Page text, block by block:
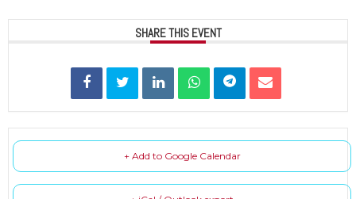
SHARE THIS EVENT
+ Add to Google Calendar